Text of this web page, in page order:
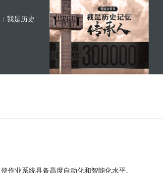
我是历史
作业系统具备高度自动化和智能化水平。